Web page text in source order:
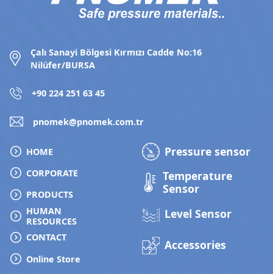
Çalı Sanayi Bölgesi Kırmızı Cadde No:16
Nilüfer/BURSA
+90 224 251 63 45
pnomek@pnomek.com.tr
HOME
CORPORATE
PRODUCTS
HUMAN
RESOURCES
CONTACT
Online Store
Pressure sensor
Temperature
Sensor
Level Sensor
Accessories